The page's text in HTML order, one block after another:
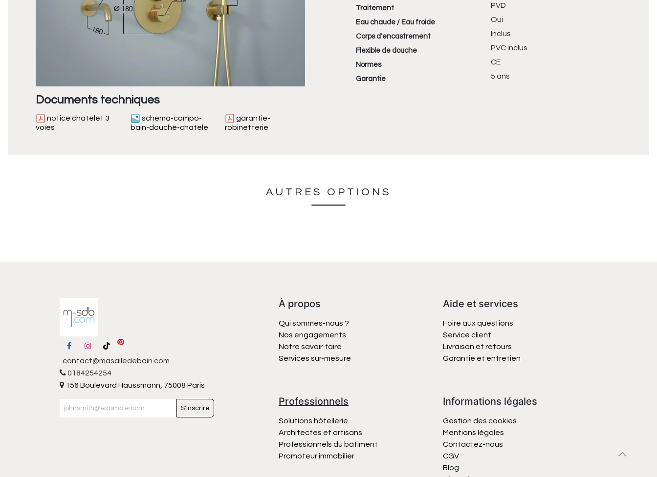
Documents techniques
notice chatelet 3
voies
schema-compo-
bain-douche-chatele
garantie-
robinetterie
Traitement PVD
Eau chaude / Eau froide Oui
Corps d'encastrement Inclus
Flexible de douche PVC inclus
Normes CE
Garantie 5 ans
AUTRES OPTIONS
contact@masalledebain.com
0184254254
156 Boulevard Haussmann, 75008 Paris
S'inscrire
Professionnels
Solutions hôtellerie
Architectes et artisans
Professionnels du bâtiment
Promoteur immobilier
À propos
Qui sommes-nous ?
Nos engagements
Notre savoir-faire
Services sur-mesure
Aide et services
Foire aux questions
Service client
Livraison et retours
Garantie et entretien
Informations légales
Gestion des cookies
Mentions légales
Contactez-nous
CGV
Blog